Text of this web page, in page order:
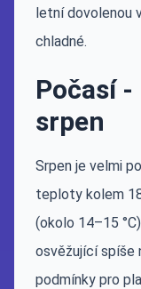
letní dovolenou
chladné.
Počasí
srpen
Srpen je velmi
teploty kolem
(okolo 14–15
osvěžující spíše
podmínky pro